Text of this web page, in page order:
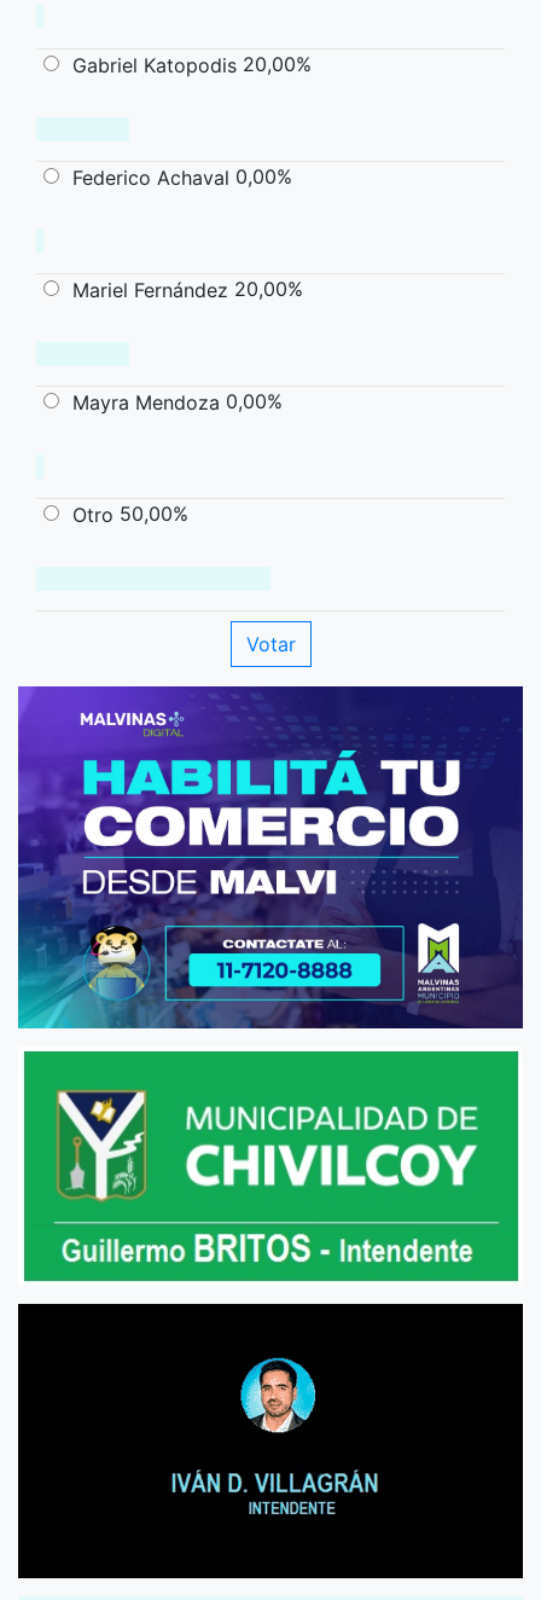
Gabriel Katopodis 20,00%
Federico Achaval 0,00%
Mariel Fernández 20,00%
Mayra Mendoza 0,00%
Otro 50,00%